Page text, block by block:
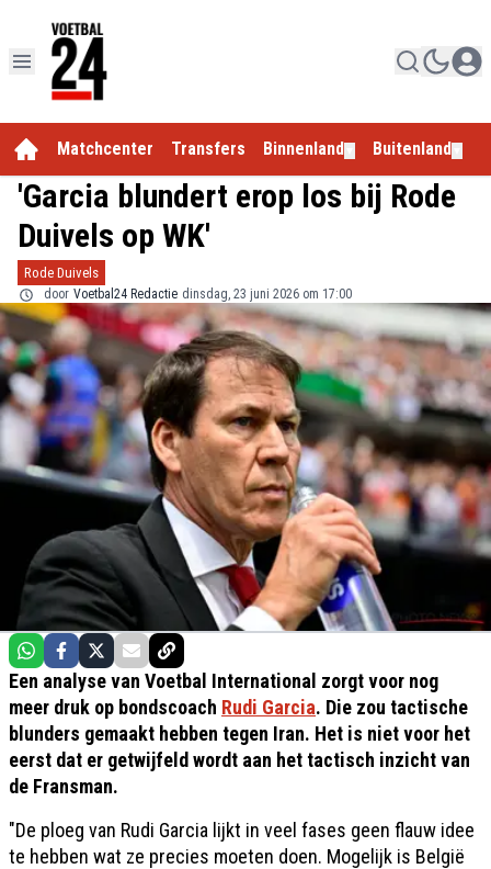
Matchcenter Transfers Binnenland Buitenland
'Garcia blundert erop los bij Rode
Duivels op WK'
Rode Duivels
door Voetbal24 Redactie dinsdag, 23 juni 2026 om 17:00
Een analyse van Voetbal International zorgt voor nog
meer druk op bondscoach Rudi Garcia. Die zou tactische
blunders gemaakt hebben tegen Iran. Het is niet voor het
eerst dat er getwijfeld wordt aan het tactisch inzicht van
de Fransman.
"De ploeg van Rudi Garcia lijkt in veel fases geen flauw idee
te hebben wat ze precies moeten doen. Mogelijk is België